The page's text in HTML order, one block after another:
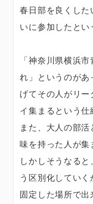
春日部を良くし
いに参加したとい
「神奈川県横浜
れ」というのが
げてその人がリ
イ集まるという仕
また、大人の部
味を持った人が集
しかしそうなる
う区別化していく
固定した場所で